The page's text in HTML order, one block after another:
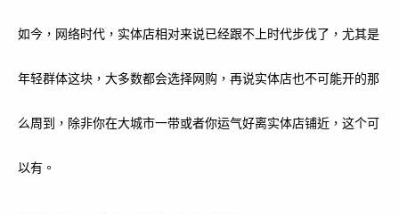
如今，网络时代，实体店相对来说已经跟不上时代步伐了，尤其是
年轻群体这块，大多数都会选择网购，再说实体店也不可能开的那
么周到，除非你在大城市一带或者你运气好离实体店铺近，这个可
以有。